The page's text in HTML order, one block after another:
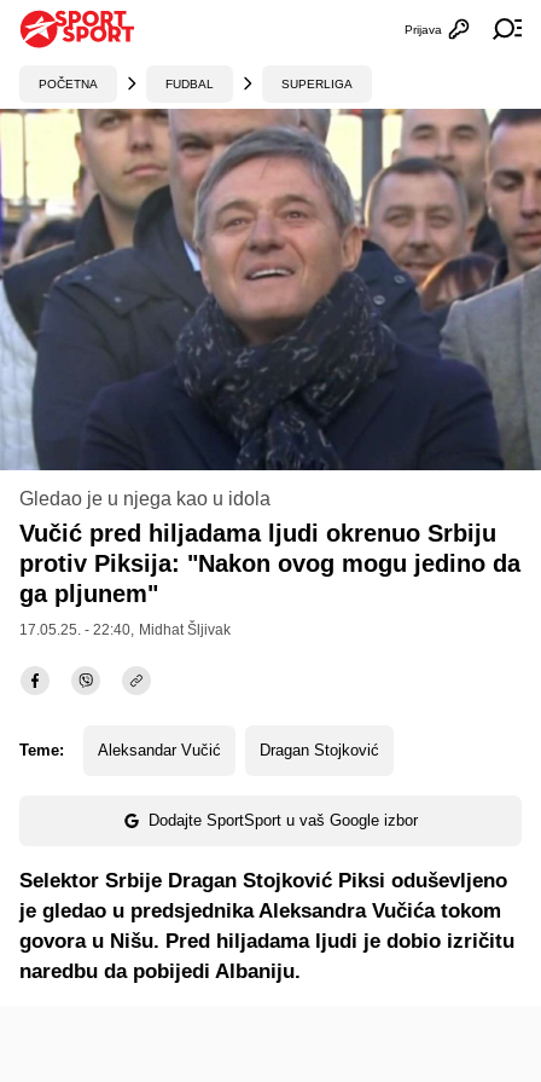
Otvori
Prijava
POČETNA FUDBAL SUPERLIGA
Gledao je u njega kao u idola
Vučić pred hiljadama ljudi okrenuo Srbiju
protiv Piksija: "Nakon ovog mogu jedino da
ga pljunem"
17.05.25. - 22:40, Midhat Šljivak
Teme: Aleksandar Vučić Dragan Stojković
Dodajte SportSport u vaš Google izbor
Selektor Srbije Dragan Stojković Piksi oduševljeno
je gledao u predsjednika Aleksandra Vučića tokom
govora u Nišu. Pred hiljadama ljudi je dobio izričitu
naredbu da pobijedi Albaniju.